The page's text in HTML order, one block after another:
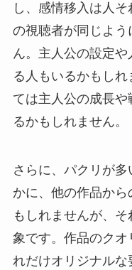
し、感情移入は人
の視聴者が同じよ
ん。主人公の設定
る人もいるかもし
ては主人公の成長や
るかもしれません。
さらに、パクリが
かに、他の作品か
もしれませんが、
象です。作品のク
れだけオリジナル